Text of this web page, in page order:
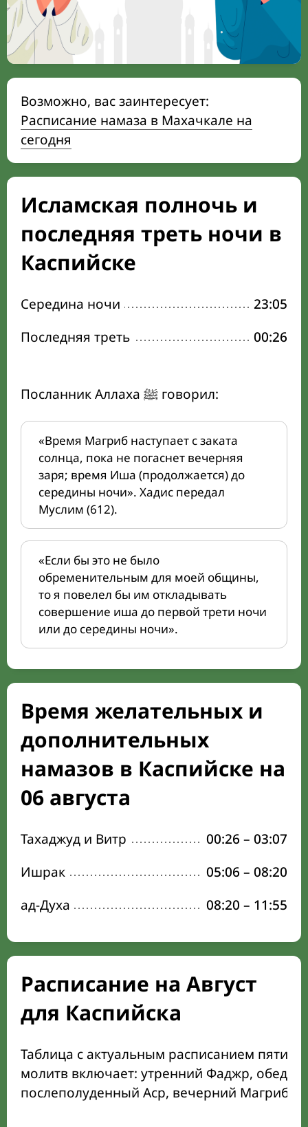
Возможно, вас заинтересует:
Расписание намаза в Махачкале на
сегодня
Исламская полночь и
последняя треть ночи в
Каспийске
Середина ночи
23:05
Последняя треть
00:26
Посланник Аллаха ﷺ говорил:
«Время Магриб наступает с заката
солнца, пока не погаснет вечерняя
заря; время Иша (продолжается) до
середины ночи». Хадис передал
Муслим (612).
«Если бы это не было
обременительным для моей общины,
то я повелел бы им откладывать
совершение иша до первой трети ночи
или до середины ночи».
Время желательных и
дополнительных
намазов в Каспийске на
06 августа
Тахаджуд и Витр 00:26 – 03:07
Ишрак
05:06 – 08:20
ад-Духа
08:20 – 11:55
Расписание на Август
для Каспийска
Таблица с актуальным расписанием пяти
молитв включает: утренний Фаджр,
послеполуденный Аср, вечерний Магриб